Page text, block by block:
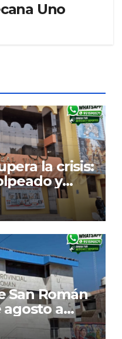
Uno
la crisis:
y
nuevo
obras
San Román
agosto a
Comité